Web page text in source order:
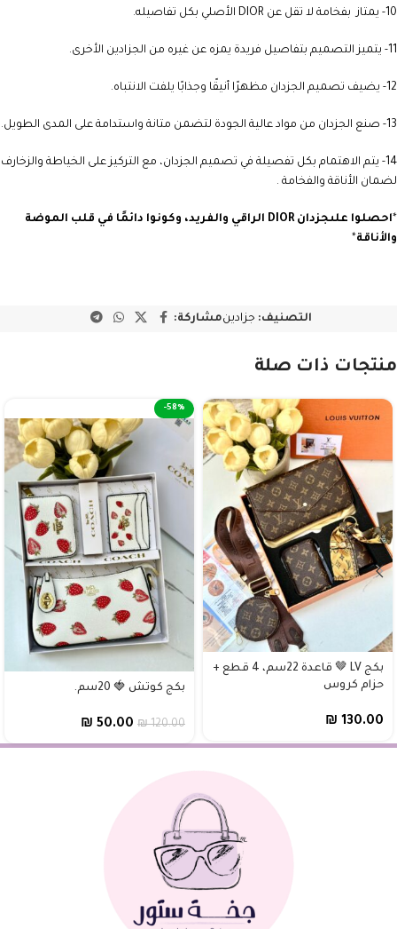
10- يمتاز بفخامة لا تقل عن DIOR الأصلي بكل تفاصيله.
11- يتميز التصميم بتفاصيل فريدة يمزه عن غيره من الجزادين الأخرى.
12- يضيف تصميم الجزدان مظهرًا أنيقًا وجذابًا يلفت الانتباه.
13- صنع الجزدان من مواد عالية الجودة لتضمن متانة واستدامة على المدى الطويل.
14- يتم الاهتمام بكل تفصيلة في تصميم الجزدان، مع التركيز على الخياطة والزخارف
لضمان الأناقة والفخامة .
*احصلوا علىجزدان DIOR
الراقي والفريد، وكونوا دائمًا في قلب الموضة
والأناقة*
التصنيف: جزادينمشاركة:
منتجات ذات صلة
بكج LV 🤎 قاعدة 22سم، 4 قطع +
حزام كروس
₪ 130.00
-58%
بكج كوتش 🍓 20سم.
₪120.00
₪ 50.00